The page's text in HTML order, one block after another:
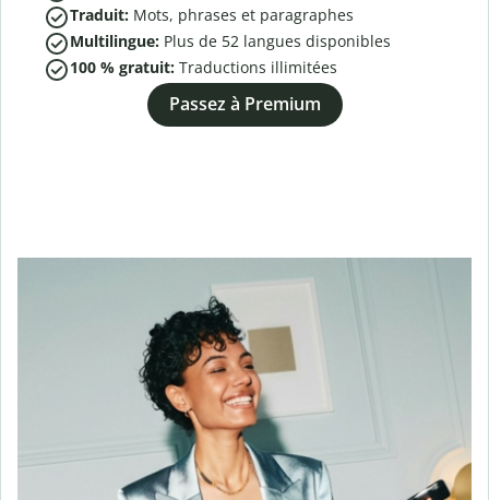
Traduit: Mots, phrases et paragraphes
Multilingue: Plus de 52 langues disponibles
100 % gratuit: Traductions illimitées
Passez à Premium